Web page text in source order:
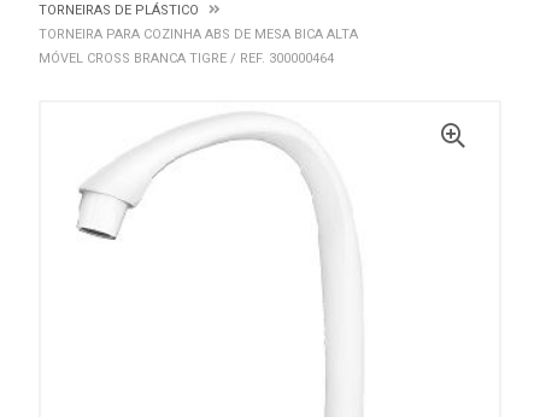
TORNEIRAS DE PLÁSTICO
TORNEIRA PARA COZINHA ABS DE MESA BICA ALTA
MÓVEL CROSS BRANCA TIGRE / REF. 300000464